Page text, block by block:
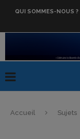
QUI SOMMES-NOUS ?
Accueil Sujets